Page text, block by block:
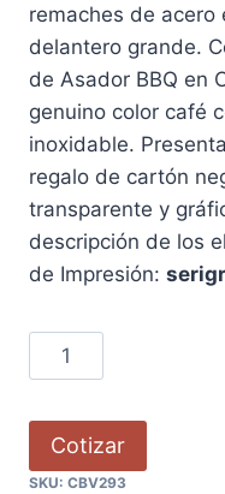
remaches de acero
delantero grande.
de Asador BBQ en
genuino color café
inoxidable.
regalo de cartón
transparente y
descripción de los
de Impresión:
Cotizar
SKU: CBV293